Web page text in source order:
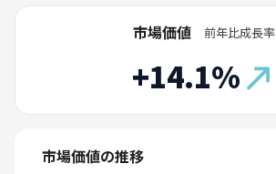
市場価値
+14.1%
前年比成長率
市場価値の推移